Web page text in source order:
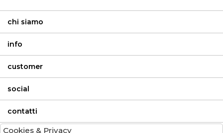
chi siamo
info
customer
social
contatti
Cookies & Privacy